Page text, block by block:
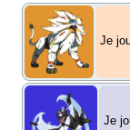
Je
Je